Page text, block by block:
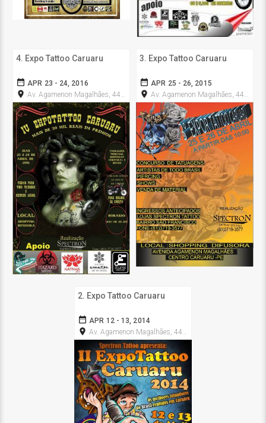
4. Expo Tattoo Caruaru
date_range APR 23 - 24, 2016
room Av. Agamenon Magalhães, 444 - Maurício de Nassau
3. Expo Tattoo Caruaru
date_range APR 25 - 26, 2015
room Av. Agamenon Magalhães, 444 - Maurício de Nassau
2. Expo Tattoo Caruaru
date_range APR 12 - 13, 2014
room Av. Agamenon Magalhães, 444 - Maurício de Nassau